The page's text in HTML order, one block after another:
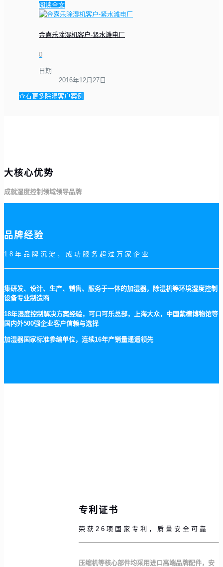
阅读全文
金嘉乐除湿机客户-紧水滩电厂
0
日期
2016年12月27日
查看更多除湿客户案例
大核心优势
成就湿度控制领域领导品牌
品牌经验
18年品牌沉淀，成功服务超过万家企业
集研发、设计、生产、销售、服务于一体的加湿器，除湿机等环境湿度控制
设备专业制造商
18年湿度控制解决方案经验，可口可乐总部，上海大众，中国紫檀博物馆等
国内外500强企业客户信赖与选择
加湿器国家标准参编单位，连续16年产销量遥遥领先
专利证书
荣获26项国家专利，质量安全可靠
压缩机等核心部件均采用进口高端品牌配件，安